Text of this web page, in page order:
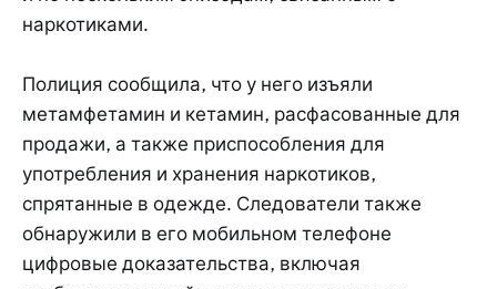
наркотиками.
Полиция сообщила, что у него изъяли
метамфетамин и кетамин, расфасованные для
продажи, а также приспособления для
употребления и хранения наркотиков,
спрятанные в одежде. Следователи также
обнаружили в его мобильном телефоне
цифровые доказательства, включая